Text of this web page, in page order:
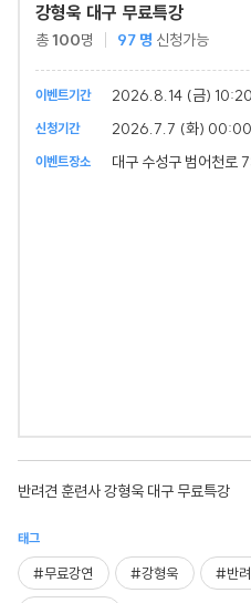
강형욱 대구 무료특강
총100명 97 명 신청가능
이벤트기간 2026.8.14 (금)
신청기간 2026.7.7 (화)
이벤트장소 대구 수성구 범어천로
반려견 훈련사 강형욱 대구 무료특강
태그
#무료강연 #강형욱 #반